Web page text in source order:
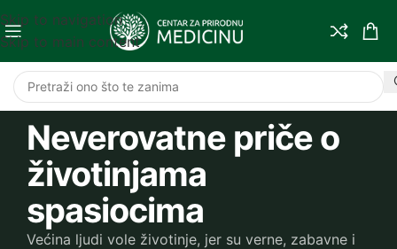
Skip to navigation
Skip to main content
Neverovatne priče o
životinjama
spasiocima
Većina ljudi vole životinje, jer su verne, zabavne i